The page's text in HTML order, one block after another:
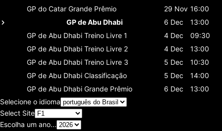
GP do Catar Grande Prêmio 29 Nov 16:00
GP de Abu Dhabi
6 Dec
13:00
GP de Abu Dhabi Treino Livre 1 4 Dec
09:30
GP de Abu Dhabi Treino Livre 2 4 Dec
13:00
GP de Abu Dhabi Treino Livre 3 5 Dec
10:30
GP de Abu Dhabi Classificaçāo 5 Dec
14:00
GP de Abu Dhabi Grande Prêmio 6 Dec
13:00
Selecione o idioma
Select Site
Escolha um ano...